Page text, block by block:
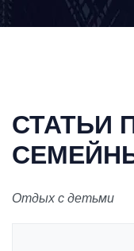
СТАТЬИ
Отдых с детьми